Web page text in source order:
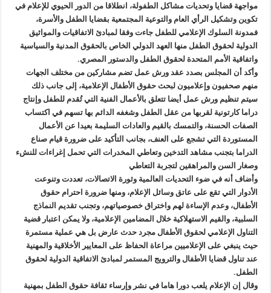
مواجهة قضايا وتحديات مشاكل الطفولة، انطلاقا من الدور الحيوي للإعلام في
تكوين وتشكيل الرأي العام والتوعية المجتمعية بقضايا الطفل والأسرة،
فمدونة السلوك الإعلامي للطفل جاءت وفقا لمبادئ الاتفاقيات والمواثيق
الدولية لحقوق الطفل منها العهد الدولي الخاص بالحقوق المدنية والسياسية
واتفاقية الأمم المتحدة لحقوق الطفل والدستور المصري.
وأكد أن المجلس بصدد عقد ورش عمل تضم مشاركين من مختلف الجهات
منهم صحفيون وإعلاميون لبحث حقوق الأطفال الإعلامية، إلى جانب ذلك
سيتم تنظيم ورش عمل أيضا تتعلق بالأعمال الفنية التي تُقدم للطفل وإنتاج
دراما كارتونية لقربها من عقل الطفل وشغفه الدائم بها تسهم في اكتساب
الصفات الحسنة، والتمسك بالقيم والعادات السليمة بعيدا عن الأعمال
المستوردة التي تشجع على العنف، بجانب التأكيد على ضرورة قيام صناع
الدراما بتجنب مشاهد التدخين وتعاطي المخدرات التي تحمل إغراءات للنشء
وصغار السن والمراهقين لتجربة التعاطي
وأضاف أنه في ضوء التحديات العالمية وثورة الاتصالات، تعددت وتنوعت
الأدوار التي تقع على عاتق وسائل الإعلام، ومنها ضرورة احترام حقوق
الأطفال، وعدم الإساءة لهم واختراق خصوصياتهم، وتجنب تقديم النماذج
السلبية، والقيم الاستهلاكية خلال المضامين الإعلامية، ولا يمكن اعتبار قضية
التناول الإعلامي لحقوق الأطفال مجرد حدث عارض بل هي عملية مستمرة
حيث ينبغي على الإعلاميين مراعاة الحفاظ على المعايير الأخلاقية والمهنية
عند تناول قضايا الأطفال والترويج المستمر لمبادئ الاتفاقية الدولية لحقوق
الطفل.
وقال إن الإعلام يلعب دورا هاما في نشر وإرساء ثقافة حقوق الطفل بمهنية